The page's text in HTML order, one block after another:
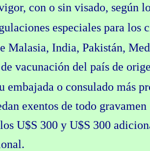
con o sin visado, según
especiales para los
Malasia, India, Pakistán,
vacunación del país de
embajada o consulado más
exentos de todo
U$S 300 y U$S 300